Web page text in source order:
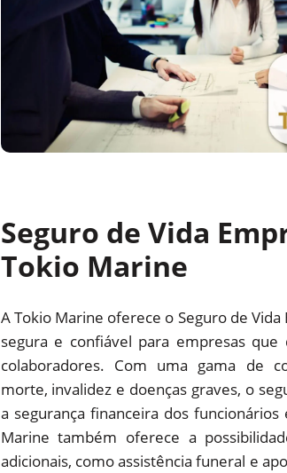
Seguro de Vida
Tokio Marine
A Tokio Marine oferece o Seguro de
segura e confiável para empresas
colaboradores. Com uma gama de
morte, invalidez e doenças graves, o
a segurança financeira dos
Marine também oferece a
adicionais, como assistência funeral e